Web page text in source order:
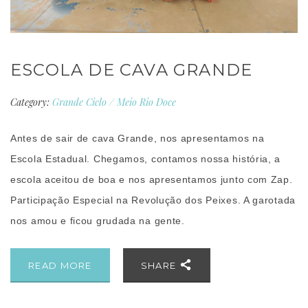
ESCOLA DE CAVA GRANDE
Category: Grande Ciclo / Meio Rio Doce
Antes de sair de cava Grande, nos apresentamos na
Escola Estadual. Chegamos, contamos nossa história, a
escola aceitou de boa e nos apresentamos junto com Zap.
Participação Especial na Revolução dos Peixes. A garotada
nos amou e ficou grudada na gente.
READ MORE SHARE